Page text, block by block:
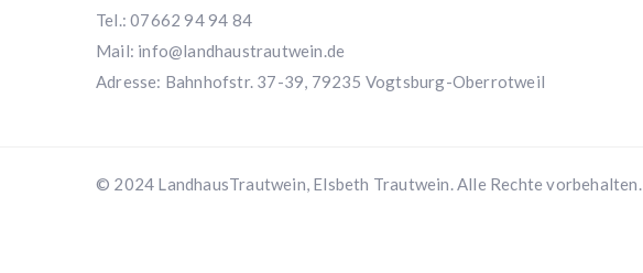
Tel.: 07662 94 94 84
Mail: info@landhaustrautwein.de
Adresse: Bahnhofstr. 37-39, 79235 Vogtsburg-Oberrotweil
© 2024 LandhausTrautwein, Elsbeth Trautwein. Alle Rechte vorbehalten.